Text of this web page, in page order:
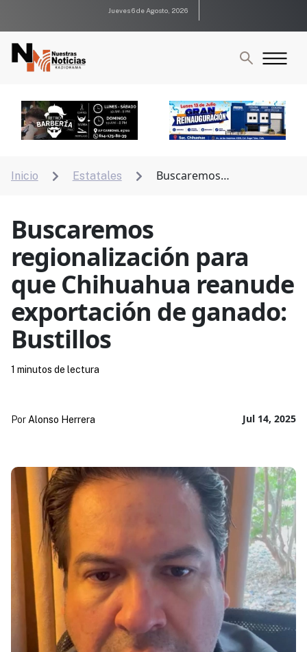
Jueves 6 de Agosto, 2026
Inicio  Estatales 
Buscaremos
Buscaremos
regionalización para
que Chihuahua reanude
exportación de ganado:
Bustillos
Jul 14, 2025
Por Alonso Herrera
1 minutos de lectura